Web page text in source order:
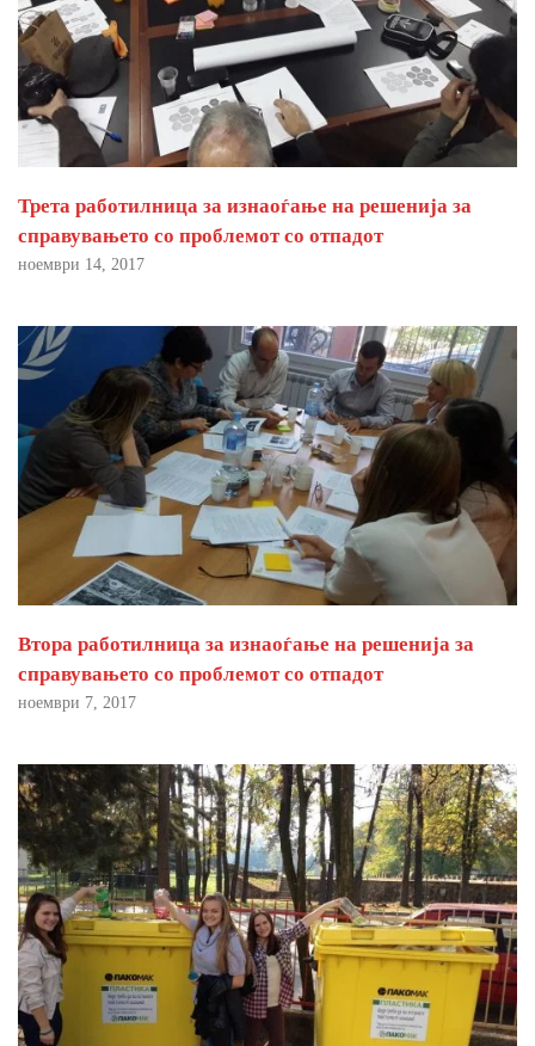
Трета работилница за изнаоѓање на решенија за
справувањето со проблемот со отпадот
ноември 14, 2017
Втора работилница за изнаоѓање на решенија за
справувањето со проблемот со отпадот
ноември 7, 2017